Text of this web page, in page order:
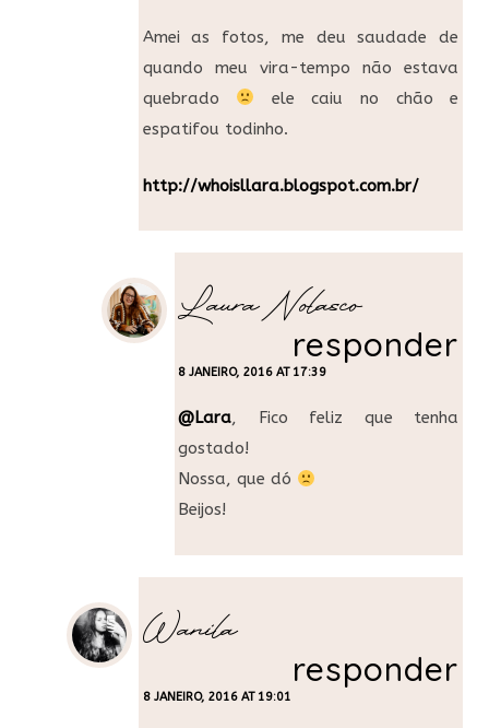
Amei as fotos, me deu saudade de
quando meu vira-tempo não estava
quebrado
ele caiu no chão e
espatifou todinho.
http://whoisllara.blogspot.com.br/
Laura Nolasco
8 JANEIRO, 2016 AT 17:39
responder
@Lara, Fico feliz que tenha
gostado!
Nossa, que dó
Beijos!
Wanila
8 JANEIRO, 2016 AT 19:01
responder